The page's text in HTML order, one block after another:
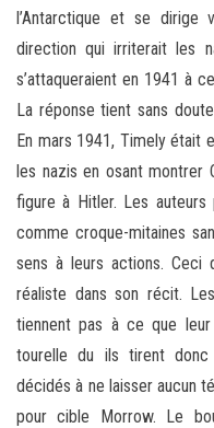
l’Antarctique et se
direction qui irriterait les
s’attaqueraient en 1941 à
La réponse tient sans
En mars 1941, Timely était
les nazis en osant montrer
figure à Hitler. Les auteurs
comme croque-mitaines
sens à leurs actions. Ceci
réaliste dans son récit.
tiennent pas à ce que
tourelle du ils tirent donc
décidés à ne laisser aucun
pour cible Morrow. Le